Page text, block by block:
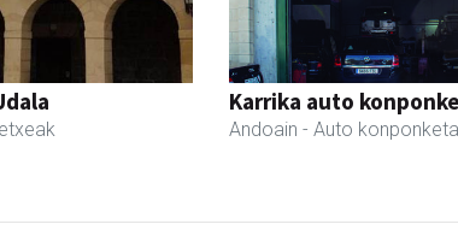
Karrika auto
Andoain - Auto